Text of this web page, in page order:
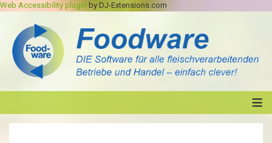
Web Accessibility plugin by DJ-Extensions.com
≡